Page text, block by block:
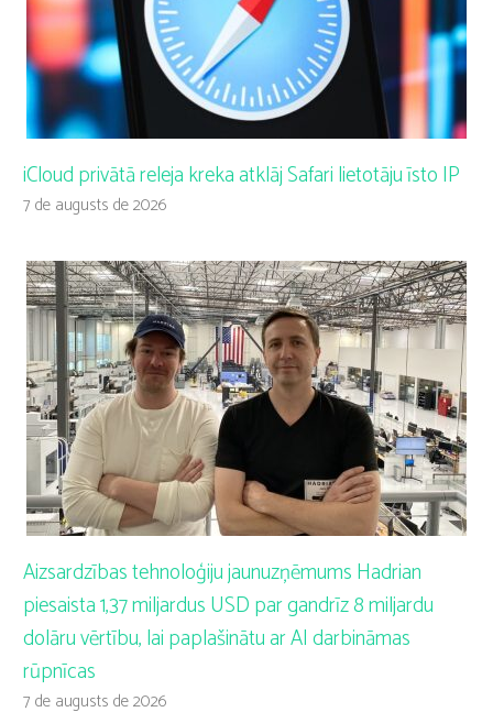
iCloud privātā releja kreka atklāj Safari lietotāju īsto IP
7 de augusts de 2026
Aizsardzības tehnoloģiju jaunuzņēmums Hadrian
piesaista 1,37 miljardus USD par gandrīz 8 miljardu
dolāru vērtību, lai paplašinātu ar AI darbināmas
rūpnīcas
7 de augusts de 2026